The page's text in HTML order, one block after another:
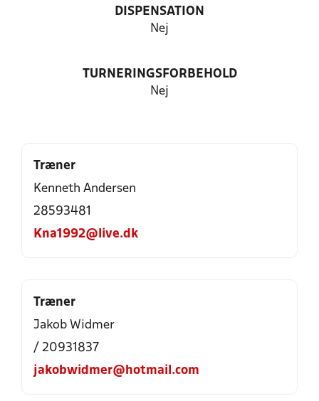
DISPENSATION
Nej
TURNERINGSFORBEHOLD
Nej
Træner
Kenneth Andersen
28593481
Kna1992@live.dk
Træner
Jakob Widmer
/ 20931837
jakobwidmer@hotmail.com